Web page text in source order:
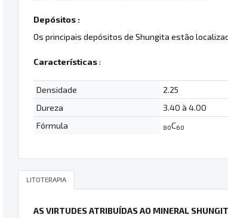
Depósitos :
Os principais depósitos de Shungita estão
Características:
Densidade
2.25
Dureza
3.40 à 4.00
Fórmula
80C60
LITOTERAPIA
AS VIRTUDES ATRIBUÍDAS AO MINERAL